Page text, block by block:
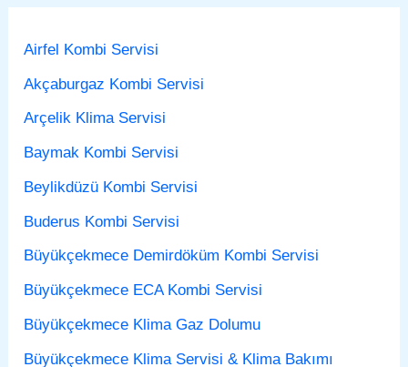
Airfel Kombi Servisi
Akçaburgaz Kombi Servisi
Arçelik Klima Servisi
Baymak Kombi Servisi
Beylikdüzü Kombi Servisi
Buderus Kombi Servisi
Büyükçekmece Demirdöküm Kombi Servisi
Büyükçekmece ECA Kombi Servisi
Büyükçekmece Klima Gaz Dolumu
Büyükçekmece Klima Servisi & Klima Bakımı